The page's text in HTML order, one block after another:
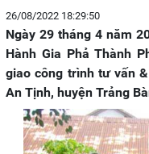
26/08/2022 18:29:50
Ngày 29 tháng 4 năm
Hành Gia Phả Thành
giao công trình tư vấn
An Tịnh, huyện Trảng